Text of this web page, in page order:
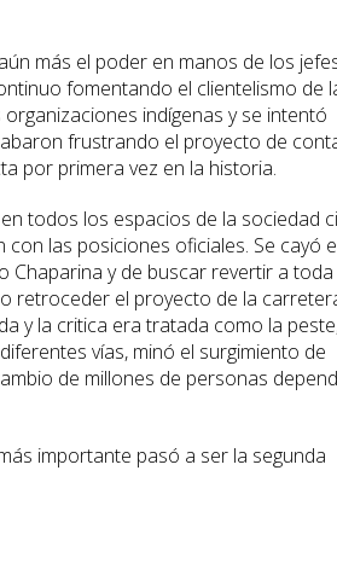
más el poder en manos de los
fomentando el clientelismo de
indígenas y se intentó
frustrando el proyecto de
por primera vez en la historia.
todos los espacios de la sociedad
las posiciones oficiales. Se cayó
Chaparina y de buscar revertir a toda
retroceder el proyecto de la
y la critica era tratada como la
vías, minó el surgimiento de
de millones de personas
importante pasó a ser la segunda